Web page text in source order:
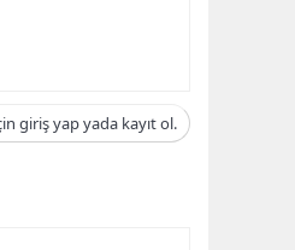
giriş yap yada kayıt ol.